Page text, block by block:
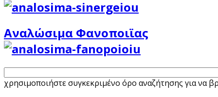
Αναλώσιμα Φανοποιϊας
χρησιμοποιήστε συγκεκριμένο όρο αναζήτησης για να